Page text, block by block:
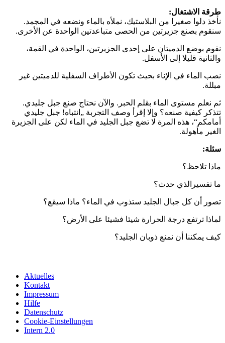
طرقة الاشتغال:
نأخذ دلوا صغيرا من البلاستيك، نملأه بالماء ونضعه في المجمد.
سنقوم بصنع جزيرتين من الحصى متباعدتين الواحدة عن الأخرى.
نقوم بوضع الدميتان على إحدى الجزيرتين، الواحدة في القمة،
والثانية قليلا إلى الأسفل.
نصب الماء في الإناء بحيث تكون الأطراف السفلية للدميتين غير
مبللة.
ثم نعلم مستوى الماء بقلم الحبر. والآن نحتاج صنع جبل جليدي.
تتذكر كيفية صنعه؟ وإلا إقرأ وصف التجربة „انتباه! جبل جليدي
أمامكم“، هذه المرة لا تضع جبل الجليد في الماء لكن على الجزيرة
الغير مأهولة.
سئلة:
ماذا تلاحظ؟
ما تفسيرالذي حدث؟
تصور أن كل جبال الجليد ستذوب في الماء؟ ماذا سيقع؟
لماذا ترتفع درجة الحرارة شيئا فشيئا على الأرض؟
كيف يمكننا أن نمنع ذوبان الجليد؟
Aktuelles
Kontakt
Impressum
Hilfe
Datenschutz
Cookie-Einstellungen
Intern 2.0